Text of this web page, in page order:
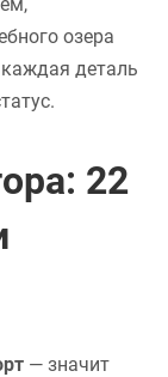
озера
деталь
22
— значит